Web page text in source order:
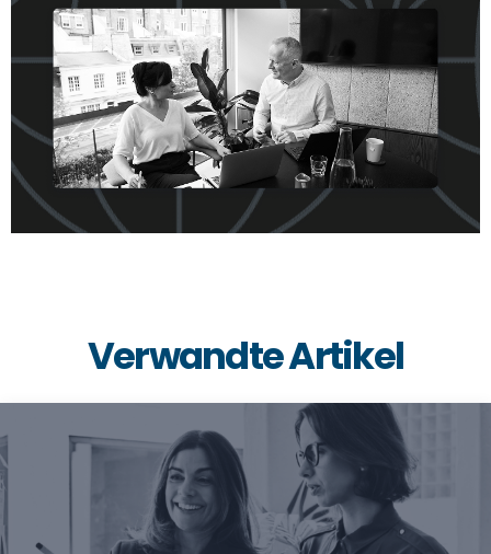
Verwandte Artikel